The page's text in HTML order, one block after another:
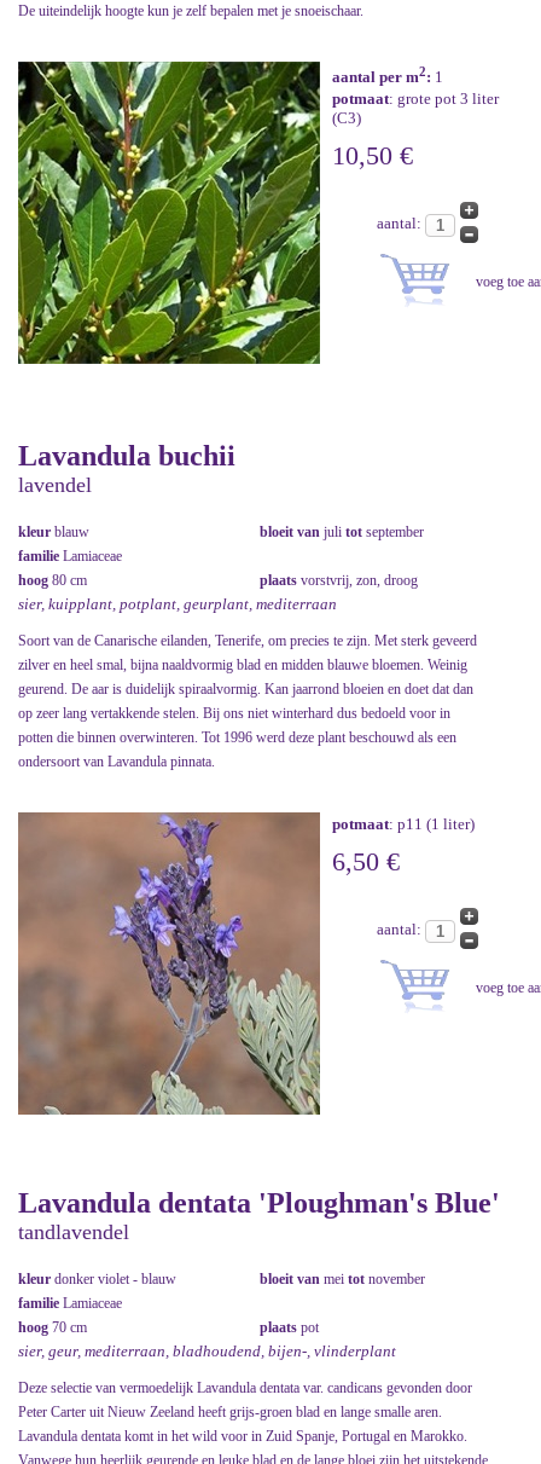
De uiteindelijk hoogte kun je zelf bepalen met je snoeischaar.
aantal per m2: 1
potmaat: grote pot 3 liter
(C3)
10,50 €
aantal:
Lavandula buchii
lavendel
kleur blauw bloeit van juli tot september
familie Lamiaceae
hoog 80 cm plaats vorstvrij, zon, droog
sier, kuipplant, potplant, geurplant, mediterraan
Soort van de Canarische eilanden, Tenerife, om precies te zijn. Met sterk geveerd
zilver en heel smal, bijna naaldvormig blad en midden blauwe bloemen. Weinig
geurend. De aar is duidelijk spiraalvormig. Kan jaarrond bloeien en doet dat dan
op zeer lang vertakkende stelen. Bij ons niet winterhard dus bedoeld voor in
potten die binnen overwinteren. Tot 1996 werd deze plant beschouwd als een
ondersoort van Lavandula pinnata.
potmaat: p11 (1 liter)
6,50 €
aantal:
Lavandula dentata 'Ploughman's Blue'
tandlavendel
kleur donker violet - blauw bloeit van mei tot november
familie Lamiaceae
hoog 70 cm plaats pot
sier, geur, mediterraan, bladhoudend, bijen-, vlinderplant
Deze selectie van vermoedelijk Lavandula dentata var. candicans gevonden door
Peter Carter uit Nieuw Zeeland heeft grijs-groen blad en lange smalle aren.
Lavandula dentata komt in het wild voor in Zuid Spanje, Portugal en Marokko.
Vanwege hun heerlijk geurende en leuke blad en de lange bloei zijn het uitstekende